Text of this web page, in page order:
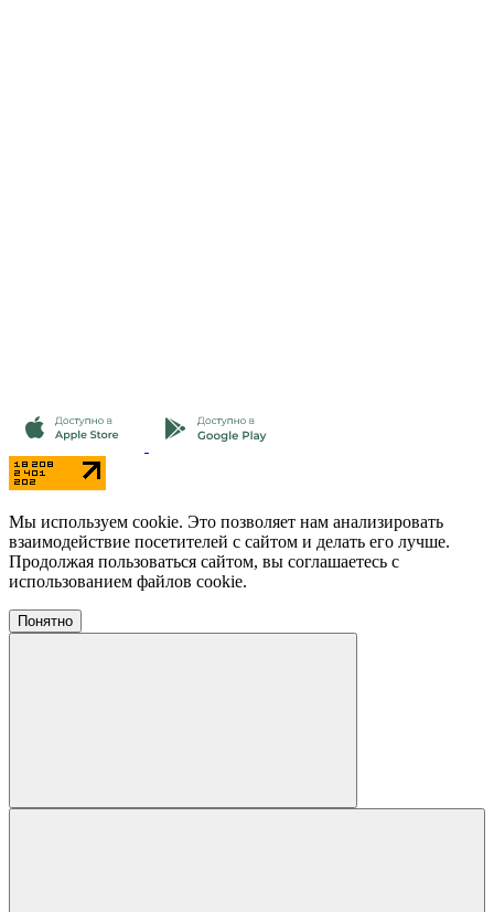
Мы используем cookie. Это позволяет нам анализировать
взаимодействие посетителей с сайтом и делать его лучше.
Продолжая пользоваться сайтом, вы соглашаетесь с
использованием файлов cookie.
Понятно